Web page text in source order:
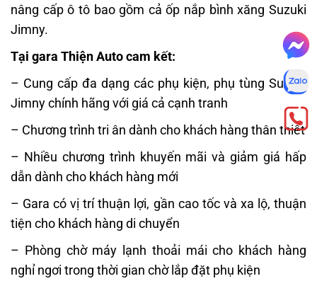
nâng cấp ô tô bao gồm cả ốp nắp bình xăng Suzuki
Jimny.
Tại gara Thiện Auto cam kết:
– Cung cấp đa dạng các phụ kiện, phụ tùng Suzuki
Jimny chính hãng với giá cả cạnh tranh
– Chương trình tri ân dành cho khách hàng thân thiết
– Nhiều chương trình khuyến mãi và giảm giá hấp
dẫn dành cho khách hàng mới
– Gara có vị trí thuận lợi, gần cao tốc và xa lộ, thuận
tiện cho khách hàng di chuyển
– Phòng chờ máy lạnh thoải mái cho khách hàng
nghỉ ngơi trong thời gian chờ lắp đặt phụ kiện